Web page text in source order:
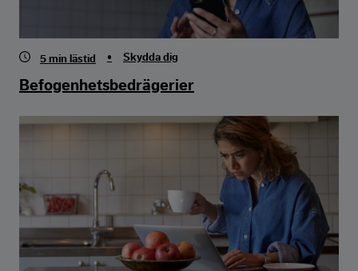
5 min lästid • Skydda dig
Befogenhetsbedrägerier